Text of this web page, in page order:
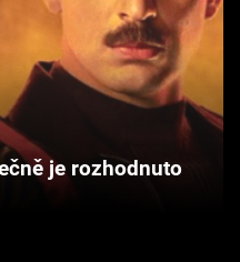
je rozhodnuto